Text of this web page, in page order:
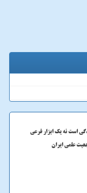
است نه یک ابزار فرعی
علمی ایران